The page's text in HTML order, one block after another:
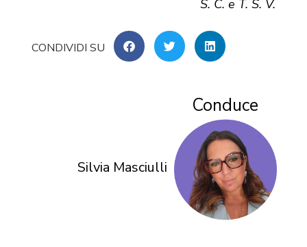
S. C. e T. S. V.
Conduce
Silvia Masciulli